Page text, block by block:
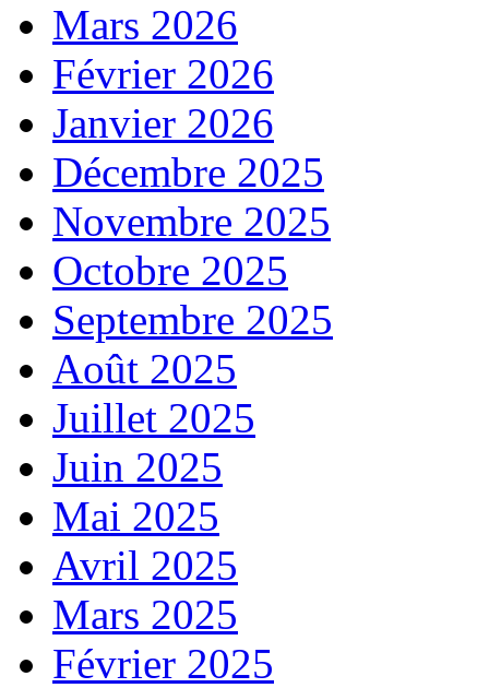
Mars 2026
Février 2026
Janvier 2026
Décembre 2025
Novembre 2025
Octobre 2025
Septembre 2025
Août 2025
Juillet 2025
Juin 2025
Mai 2025
Avril 2025
Mars 2025
Février 2025